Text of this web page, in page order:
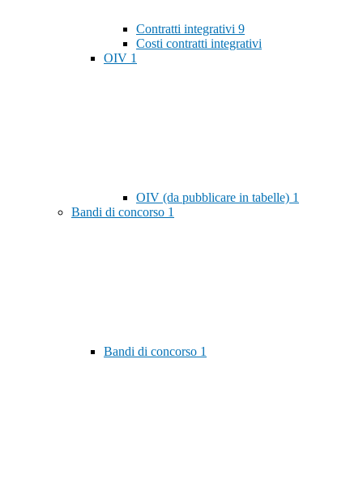
Contratti integrativi 9
Costi contratti integrativi
OIV 1
OIV (da pubblicare in tabelle) 1
Bandi di concorso 1
Bandi di concorso 1